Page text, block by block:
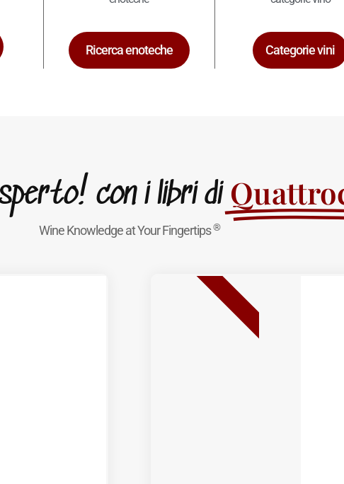
Ricerca enoteche Categorie vini
con i libri di
Wine Knowledge at Your Fingertips®
BEST SELLER